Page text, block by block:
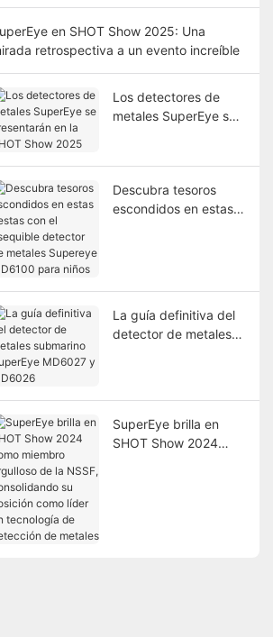
en SHOT Show 2025: Una
retrospectiva a un evento increíble
Los detectores de
metales SuperEye se
Descubra tesoros
escondidos en estas
La guía definitiva del
detector de metales
SuperEye brilla en
SHOT Show 2024